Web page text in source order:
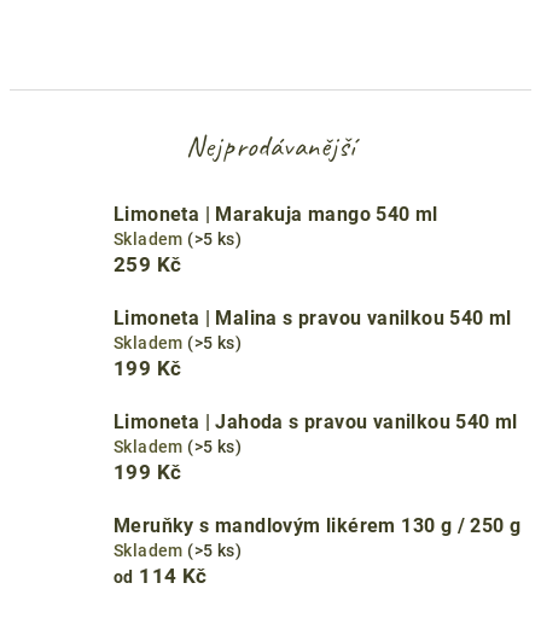
Nejprodávanější
Limoneta | Marakuja mango 540 ml
Skladem (>5 ks)
259 Kč
Limoneta | Malina s pravou vanilkou 540 ml
Skladem (>5 ks)
199 Kč
Limoneta | Jahoda s pravou vanilkou 540 ml
Skladem (>5 ks)
199 Kč
Meruňky s mandlovým likérem 130 g / 250 g
Skladem (>5 ks)
od 114 Kč